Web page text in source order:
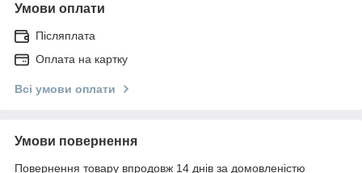
Умови оплати
Післяплата
Оплата на картку
Всі умови оплати
Умови повернення
Повернення товару впродовж 14 днів за домовленістю